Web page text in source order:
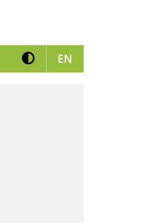
Kontrast erhöhen
EN